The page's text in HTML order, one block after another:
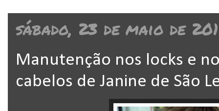
sábado, 23 de maio de
Manutenção nos locks e
cabelos de Janine de São